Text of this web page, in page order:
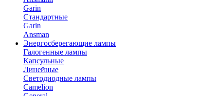
Garin
Стандартные
Garin
Ansman
Энергосберегающие лампы
Галогенные лампы
Капсульные
Линейные
Светодиодные лампы
Camelion